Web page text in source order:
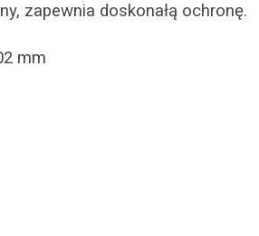
zapewnia doskonałą ochronę.
mm